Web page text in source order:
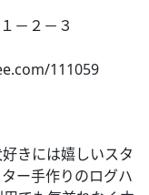
－２－３
111059
きには嬉しいスタ
ー手作りのログハ